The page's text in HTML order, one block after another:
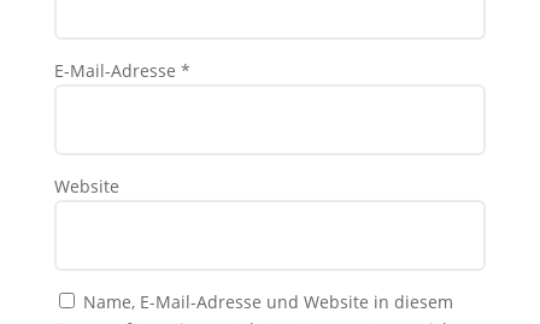
E-Mail-Adresse *
Website
Name, E-Mail-Adresse und Website in diesem